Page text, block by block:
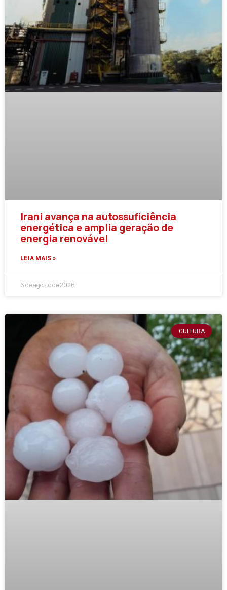
Irani avança na autossuficiência
energética e amplia geração de
energia renovável
LEIA MAIS »
6 de agosto de 2026
CULTURA